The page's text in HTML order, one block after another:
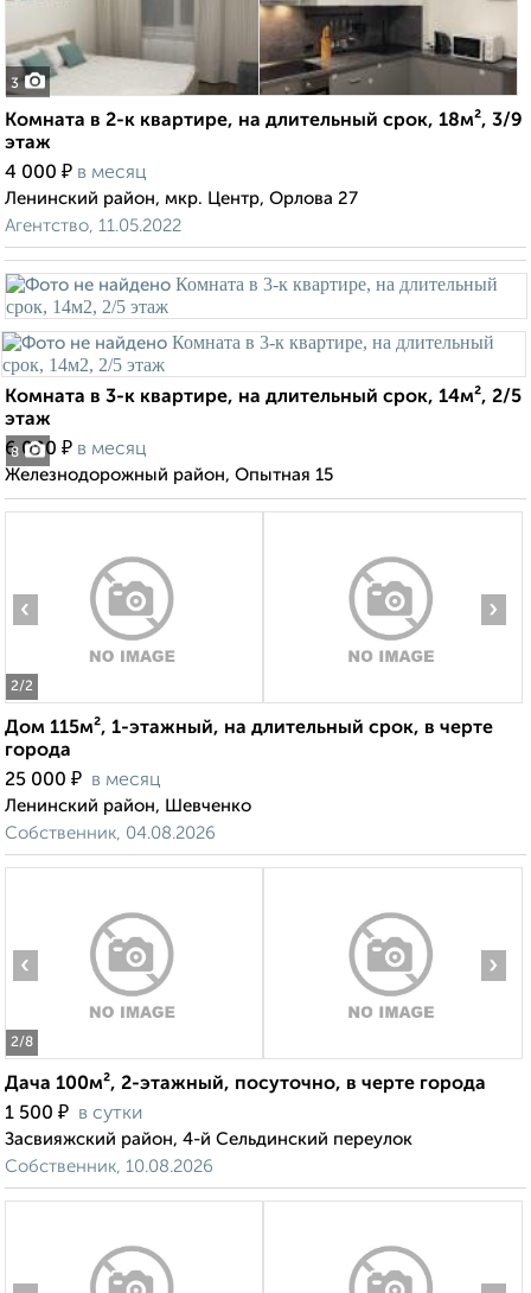
3
Комната в 2-к квартире, на длительный срок, 18м², 3/9
этаж
4 000 ₽ в месяц
Ленинский район, мкр. Центр, Орлова 27
Агентство, 11.05.2022
8
Комната в 3-к квартире, на длительный срок, 14м², 2/5
этаж
6 000 ₽ в месяц
Железнодорожный район, Опытная 15
2/2
‹ ›
Дом 115м², 1-этажный, на длительный срок, в черте
города
25 000 ₽ в месяц
Ленинский район, Шевченко
Собственник, 04.08.2026
2/8
‹ ›
Дача 100м², 2-этажный, посуточно, в черте города
1 500 ₽ в сутки
Засвияжский район, 4-й Сельдинский переулок
Собственник, 10.08.2026